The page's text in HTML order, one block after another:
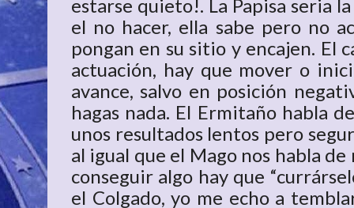
estarse quieto!. La Papisa seria
el no hacer, ella sabe pero no
pongan en su sitio y encajen. El
actuación, hay que mover o
avance, salvo en posición
hagas nada. El Ermitaño habla
unos resultados lentos pero
al igual que el Mago nos habla
conseguir algo hay que
el Colgado, yo me echo a